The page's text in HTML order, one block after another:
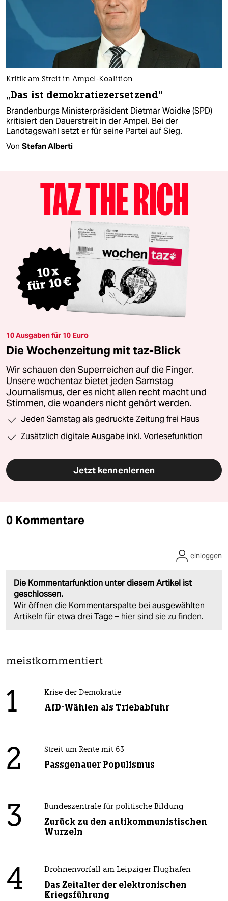
Kritik am Streit in Ampel-Koalition
„Das ist demokratiezersetzend“
Brandenburgs Ministerpräsident Dietmar Woidke (SPD)
kritisiert den Dauerstreit in der Ampel. Bei der
Landtagswahl setzt er für seine Partei auf Sieg.
Von Stefan Alberti
10 Ausgaben für 10 Euro
Die Wochenzeitung mit taz-Blick
Wir schauen den Superreichen auf die Finger.
Unsere wochentaz bietet jeden Samstag
Journalismus, der es nicht allen recht macht und
Stimmen, die woanders nicht gehört werden.
Jeden Samstag als gedruckte Zeitung frei Haus
Zusätzlich digitale Ausgabe inkl. Vorlesefunktion
Jetzt kennenlernen
0 Kommentare
Die Kommentarfunktion unter diesem Artikel ist
geschlossen.
Wir öffnen die Kommentarspalte bei ausgewählten
Artikeln für etwa drei Tage – hier sind sie zu finden.
einloggen
meistkommentiert
1 Krise der Demokratie
AfD-Wählen als Triebabfuhr
2 Streit um Rente mit 63
Passgenauer Populismus
3 Bundeszentrale für politische Bildung
Zurück zu den antikommunistischen
Wurzeln
4 Drohnenvorfall am Leipziger Flughafen
Das Zeitalter der elektronischen
Kriegsführung